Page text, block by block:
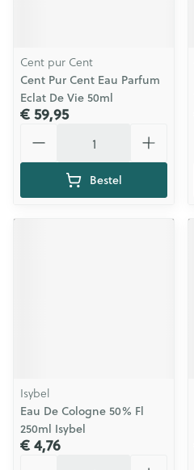
Cent pur Cent
Cent Pur Cent Eau Parfum
Eclat De Vie 50ml
€ 59,95
Bestel
Isybel
Eau De Cologne 50% Fl
250ml Isybel
€ 4,76